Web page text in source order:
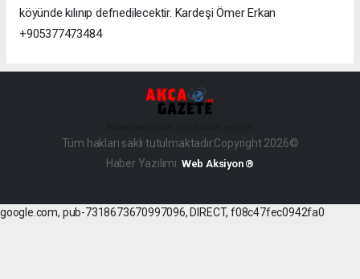
köyünde kılınıp defnedilecektir. Kardeşi Ömer Erkan
+905377473484
Tüm hakları saklı tutulmaktadır.Copyright 2026©
Haber Yazılımı: Web Aksiyon ®
google.com, pub-7318673670997096, DIRECT, f08c47fec0942fa0